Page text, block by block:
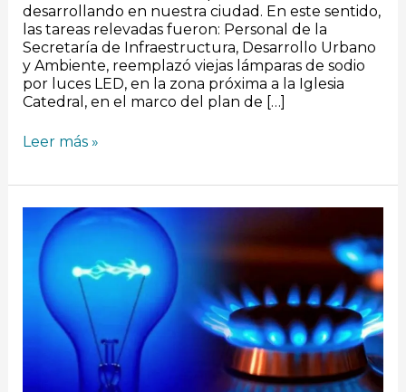
desarrollando en nuestra ciudad. En este sentido,
las tareas relevadas fueron: Personal de la
Secretaría de Infraestructura, Desarrollo Urbano
y Ambiente, reemplazó viejas lámparas de sodio
por luces LED, en la zona próxima a la Iglesia
Catedral, en el marco del plan de […]
Leer más »
Auditoría
General:
mayoría
de
consultas
son